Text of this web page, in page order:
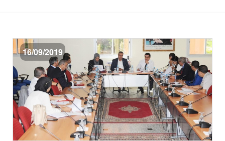
16/09/2019